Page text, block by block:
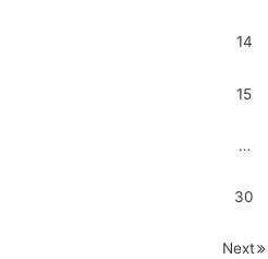
14
15
…
30
Next